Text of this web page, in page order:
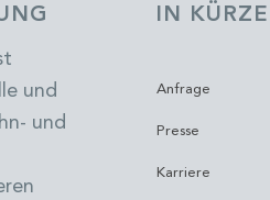
und
und
IN KÜRZE
Anfrage
Presse
Karriere